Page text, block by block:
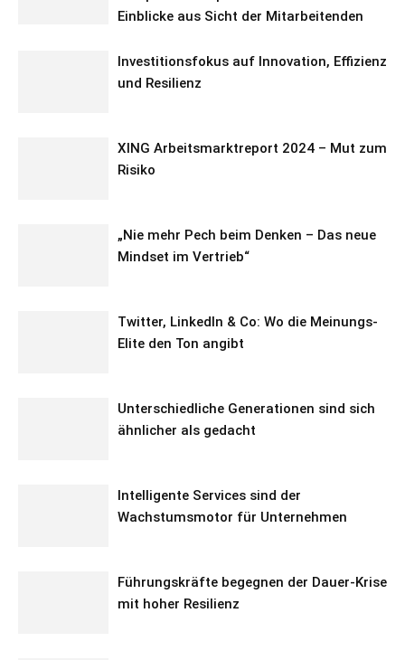
Einblicke aus Sicht der Mitarbeitenden
Investitionsfokus auf Innovation, Effizienz
und Resilienz
XING Arbeitsmarktreport 2024 – Mut zum
Risiko
„Nie mehr Pech beim Denken – Das neue
Mindset im Vertrieb“
Twitter, LinkedIn & Co: Wo die Meinungs-
Elite den Ton angibt
Unterschiedliche Generationen sind sich
ähnlicher als gedacht
Intelligente Services sind der
Wachstumsmotor für Unternehmen
Führungskräfte begegnen der Dauer-Krise
mit hoher Resilienz